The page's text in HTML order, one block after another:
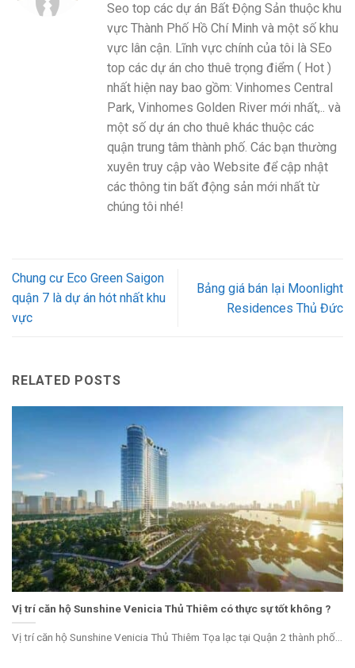
Seo top các dự án Bất Động Sản thuộc khu
vực Thành Phố Hồ Chí Minh và một số khu
vực lân cận. Lĩnh vực chính của tôi là SEo
top các dự án cho thuê trọng điểm ( Hot )
nhất hiện nay bao gồm: Vinhomes Central
Park, Vinhomes Golden River mới nhất,.. và
một số dự án cho thuê khác thuộc các
quận trung tâm thành phố. Các bạn thường
xuyên truy cập vào Website để cập nhật
các thông tin bất động sản mới nhất từ
chúng tôi nhé!
Chung cư Eco Green Saigon
quận 7 là dự án hót nhất khu
vực
Bảng giá bán lại Moonlight
Residences Thủ Đức
RELATED POSTS
Vị trí căn hộ Sunshine Venicia Thủ Thiêm có thực sự tốt không ?
Vị trí căn hộ Sunshine Venicia Thủ Thiêm Tọa lạc tại Quận 2 thành phố...